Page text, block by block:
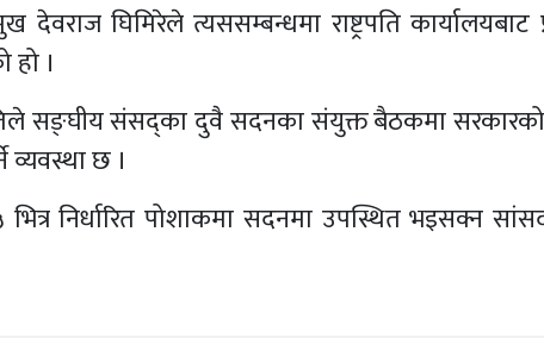
घिमिरेले त्यससम्बन्धमा राष्ट्रपति कार्यालयबाट
।
सङ्घीय संसद्का दुवै सदनका संयुक्त बैठकमा
व्यवस्था छ ।
निर्धारित पोशाकमा सदनमा उपस्थित भइसक्न